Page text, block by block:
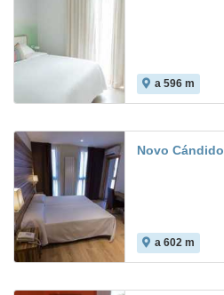
a 596 m
Novo Cándido
a 602 m